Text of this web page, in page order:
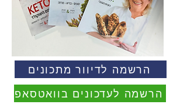
הרשמה לדיוור מתכונים
הרשמה לעדכונים בוואטסאפ